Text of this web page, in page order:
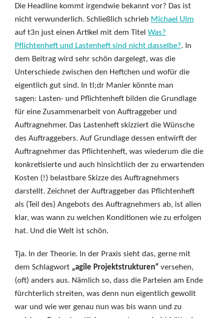
Die Headline kommt irgendwie bekannt vor? Das ist
nicht verwunderlich. Schließlich schrieb Michael Ulm
auf t3n just einen Artikel mit dem Titel Was?
Pflichtenheft und Lastenheft sind nicht dasselbe?. In
dem Beitrag wird sehr schön dargelegt, was die
Unterschiede zwischen den Heftchen und wofür die
eigentlich gut sind. In tl;dr Manier könnte man
sagen: Lasten- und Pflichtenheft bilden die Grundlage
für eine Zusammenarbeit von Auftraggeber und
Auftragnehmer. Das Lastenheft skizziert die Wünsche
des Auftraggebers. Auf Grundlage dessen entwirft der
Auftragnehmer das Pflichtenheft, was wiederum die die
konkretisierte und auch hinsichtlich der zu erwartenden
Kosten (!) belastbare Skizze des Auftragnehmers
darstellt. Zeichnet der Auftraggeber das Pflichtenheft
als (Teil des) Angebots des Auftragnehmers ab, ist allen
klar, was wann zu welchen Konditionen wie zu erfolgen
hat. Und die Welt ist schön.
Tja. In der Theorie. In der Praxis sieht das, gerne mit
dem Schlagwort „agile Projektstrukturen“ versehen,
(oft) anders aus. Nämlich so, dass die Parteien am Ende
fürchterlich streiten, was denn nun eigentlich gewollt
war und wie wer genau nun was bis wann und zu